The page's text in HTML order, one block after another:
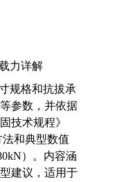
力详解
规格和抗拔承
参数，并依据
技术规程》
法和典型数值
）。内容涵
建议，适用于